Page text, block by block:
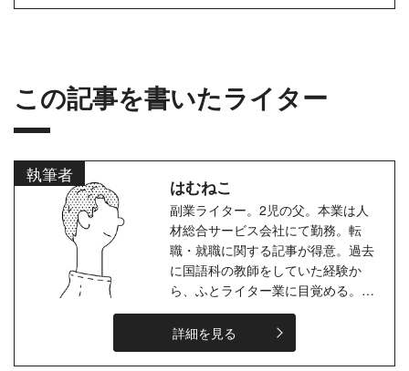
この記事を書いたライター
執筆者
はむねこ
副業ライター。2児の父。本業は人
材総合サービス会社にて勤務。転
職・就職に関する記事が得意。過去
に国語科の教師をしていた経験か
ら、ふとライター業に目覚める。文
章を書いて表現することが生き甲斐
に感じる。
詳細を見る